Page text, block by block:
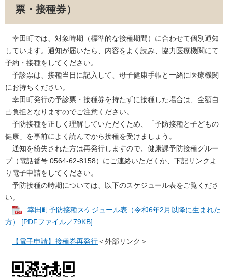
票・接種券）
幸田町では、対象時期（標準的な接種期間）に合わせて個別通知
しています。通知が届いたら、内容をよく読み、協力医療機関にて
予約・接種をしてください。
予診票は、接種当日に記入して、母子健康手帳と一緒に医療機関
にお持ちください。
幸田町発行の予診票・接種券を持たずに接種した場合は、全額自
己負担となりますのでご注意ください。
予防接種を正しく理解していただくため、「予防接種と子どもの
健康」を事前によく読んでから接種を受けましょう。
通知を紛失された方は再発行しますので、健康課予防接種グルー
プ（電話番号 0564‐62‐8158）にご連絡いただくか、下記リンクよ
り電子申請をしてください。
​ 予防接種の時期については、以下のスケジュール表をご覧くださ
い。
幸田町予防接種スケジュール表（令和6年2月以降に生まれた
方） [PDFファイル／79KB]
【電子申請】接種券再発行＜外部リンク＞